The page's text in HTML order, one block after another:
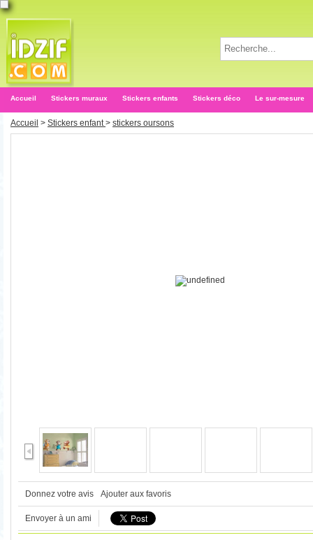
Accueil Stickers muraux Stickers enfants Stickers déco Le sur-mesure
Accueil > Stickers enfant > stickers oursons
Donnez votre avis Ajouter aux favoris
Envoyer à un ami